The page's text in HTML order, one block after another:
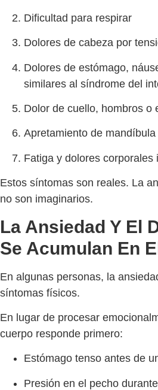
Dificultad para respirar
Dolores de cabeza por
Dolores de estómago,
similares al síndrome del
Dolor de cuello, hombros o
Apretamiento de
Fatiga y dolores corporales
Estos síntomas son reales. La
no son imaginarios.
La Ansiedad Y El
Se Acumulan En
En algunas personas, la
síntomas físicos.
En lugar de procesar
cuerpo responde primero:
Estómago tenso antes de
Presión en el pecho